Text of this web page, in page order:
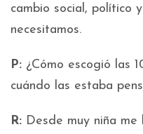
cambio social, político
necesitamos.
P: ¿Cómo escogió las
cuándo las estaba
R: Desde muy niña me